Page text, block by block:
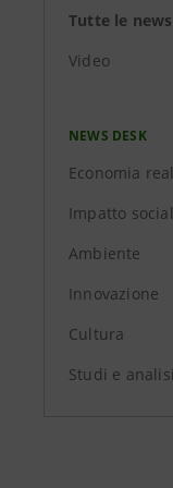
Tutte le news
Video
NEWS DESK
Economia
Impatto
Ambiente
Innovazione
Cultura
Studi e analisi